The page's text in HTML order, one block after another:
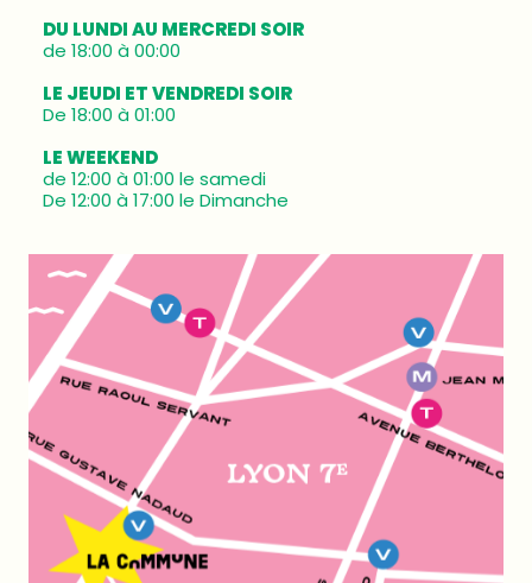
DU LUNDI AU MERCREDI SOIR
de 18:00 à 00:00
LE JEUDI ET VENDREDI SOIR
De 18:00 à 01:00
LE WEEKEND
de 12:00 à 01:00 le samedi
De 12:00 à 17:00 le Dimanche